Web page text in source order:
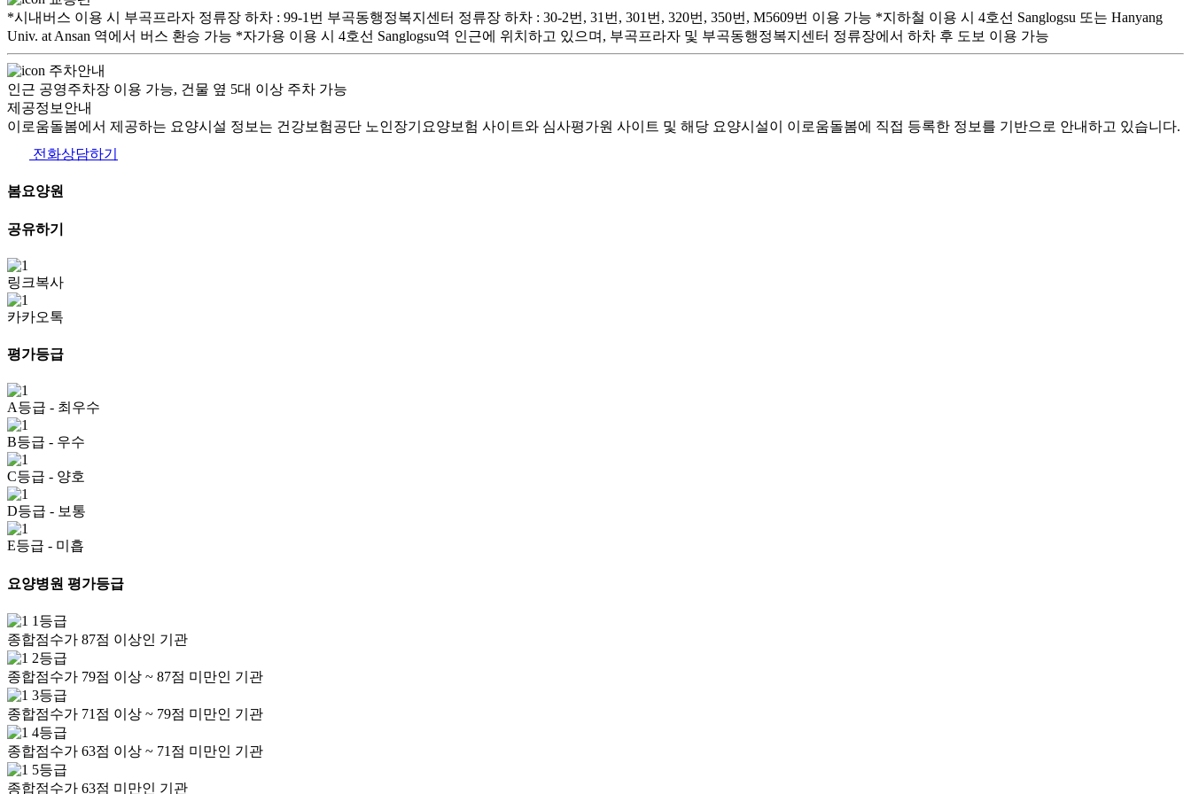
*시내버스 이용 시 부곡프라자 정류장 하차 : 99-1번 부곡동행정복지센터 정류장 하차 : 30-2번, 31번, 301번, 320번, 350번, M5609번 이용 가능 *지하철 이용 시 4호선 Sanglogsu 또는 Hanyang
Univ. at Ansan 역에서 버스 환승 가능 *자가용 이용 시 4호선 Sanglogsu역 인근에 위치하고 있으며, 부곡프라자 및 부곡동행정복지센터 정류장에서 하차 후 도보 이용 가능
주차안내
인근 공영주차장 이용 가능, 건물 옆 5대 이상 주차 가능
제공정보안내
이로움돌봄에서 제공하는 요양시설 정보는 건강보험공단 노인장기요양보험 사이트와 심사평가원 사이트 및 해당 요양시설이 이로움돌봄에 직접 등록한 정보를 기반으로 안내하고 있습니다.
전화상담하기
봄요양원
공유하기
링크복사
카카오톡
평가등급
A등급 - 최우수
B등급 - 우수
C등급 - 양호
D등급 - 보통
E등급 - 미흡
요양병원 평가등급
1등급
종합점수가 87점 이상인 기관
2등급
종합점수가 79점 이상 ~ 87점 미만인 기관
3등급
종합점수가 71점 이상 ~ 79점 미만인 기관
4등급
종합점수가 63점 이상 ~ 71점 미만인 기관
5등급
종합점수가 63점 미만인 기관